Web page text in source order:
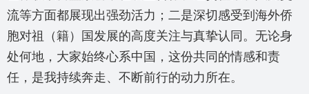
流等方面都展现出强劲活力；二是深切感受到海外侨
胞对祖（籍）国发展的高度关注与真挚认同。无论身
处何地，大家始终心系中国，这份共同的情感和责
任，是我持续奔走、不断前行的动力所在。